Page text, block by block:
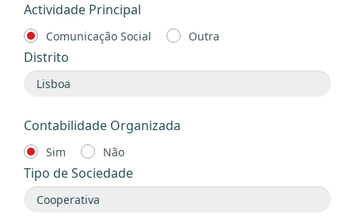
Actividade Principal
Comunicação Social Outra
Distrito
Contabilidade Organizada
Sim Não
Tipo de Sociedade